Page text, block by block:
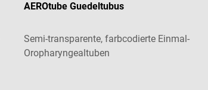
AEROtube Guedeltubus
Semi-transparente, farbcodierte Einmal-
Oropharyngealtuben